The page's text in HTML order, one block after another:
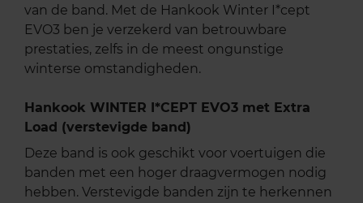
van de band. Met de Hankook Winter I*cept
EVO3 ben je verzekerd van betrouwbare
prestaties, zelfs in de meest ongunstige
winterse omstandigheden.
Hankook WINTER I*CEPT EVO3 met Extra
Load (verstevigde band)
Deze band is ook geschikt voor voertuigen die
banden met een hoger draagvermogen nodig
hebben. Verstevigde banden zijn te herkennen